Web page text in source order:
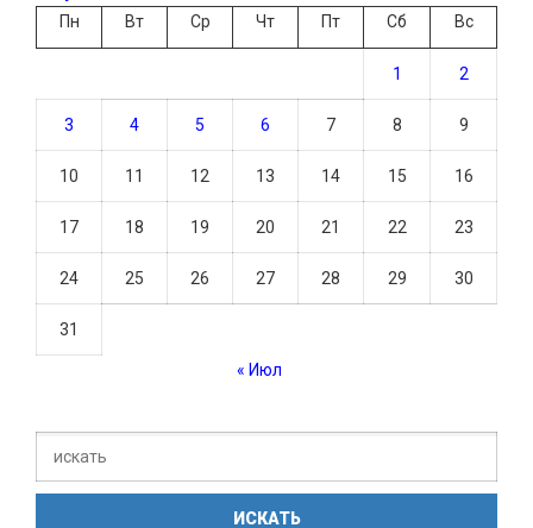
Пн
Вт Ср Чт Пт Сб Вс
1 2
3 4 5 6 7 8 9
10 11 12 13 14 15 16
17 18 19 20 21 22 23
24 25 26 27 28 29 30
31
« Июл